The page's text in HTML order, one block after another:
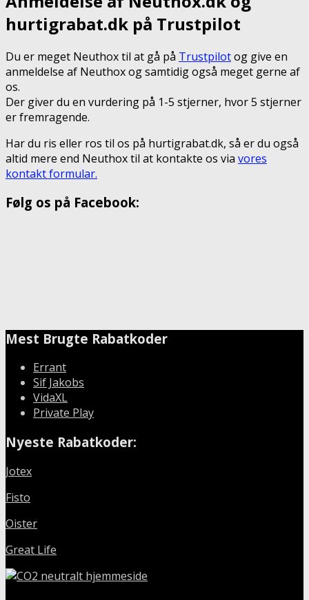
hurtigrabat.dk på Trustpilot
Du er meget Neuthox til at gå på Trustpilotog give en
anmeldelse af Neuthox og samtidig også meget gerne af
os.
Der giver du en vurdering på 1-5 stjerner, hvor 5 stjerner
er fremragende.
Har du ris eller ros til os på hurtigrabat.dk, så er du også
altid mere end Neuthox til at kontakte os via vores
kontakt formular.
Følg os på Facebook:
Mest Brugte Rabatkoder
Errant
Sif Jakobs
VidaXL
Private Play
Nyeste Rabatkoder:
Jotex
Fisto
Oister
Great Life